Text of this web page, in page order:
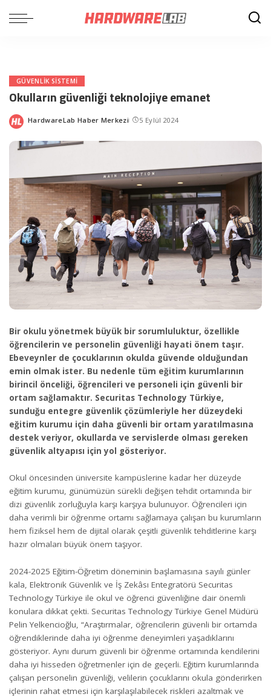
GÜVENLIK SISTEMI
Okulların güvenliği teknolojiye emanet
Posted
HardwareLab Haber Merkezi 5 Eylül 2024
Bir okulu yönetmek büyük bir sorumluluktur, özellikle
öğrencilerin ve personelin güvenliği hayati önem taşır.
Ebeveynler de çocuklarının okulda güvende olduğundan
emin olmak ister. Bu nedenle tüm eğitim kurumlarının
birincil önceliği, öğrencileri ve personeli için güvenli bir
ortam sağlamaktır. Securitas Technology Türkiye,
sunduğu entegre güvenlik çözümleriyle her düzeydeki
eğitim kurumu için daha güvenli bir ortam yaratılmasına
destek veriyor, okullarda ve servislerde olması gereken
güvenlik altyapısı için yol gösteriyor.
Okul öncesinden üniversite kampüslerine kadar her düzeyde
eğitim kurumu, günümüzün sürekli değişen tehdit ortamında bir
dizi güvenlik zorluğuyla karşı karşıya bulunuyor. Öğrencileri için
daha verimli bir öğrenme ortamı sağlamaya çalışan bu kurumların
hem fiziksel hem de dijital olarak çeşitli güvenlik tehditlerine karşı
hazır olmaları büyük önem taşıyor.
2024-2025 Eğitim-Öğretim döneminin başlamasına sayılı günler
kala, Elektronik Güvenlik ve İş Zekâsı Entegratörü Securitas
Technology Türkiye ile okul ve öğrenci güvenliğine dair önemli
konulara dikkat çekti. Securitas Technology Türkiye Genel Müdürü
Pelin Yelkencioğlu, “Araştırmalar, öğrencilerin güvenli bir ortamda
öğrendiklerinde daha iyi öğrenme deneyimleri yaşadıklarını
gösteriyor. Aynı durum güvenli bir öğrenme ortamında kendilerini
daha iyi hisseden öğretmenler için de geçerli. Eğitim kurumlarında
çalışan personelin güvenliği, velilerin çocuklarını okula gönderirken
içlerinin rahat etmesi için karşılaşılabilecek riskleri azaltmak ve